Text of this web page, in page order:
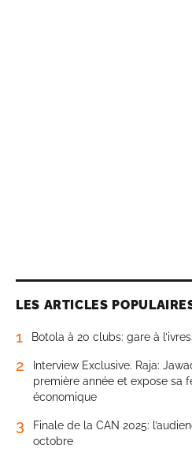
LES ARTICLES
1 Botola à 20 clubs: gare à
2
Interview Exclusive. Raja:
première année et expose sa
économique
3
Finale de la CAN 2025:
octobre